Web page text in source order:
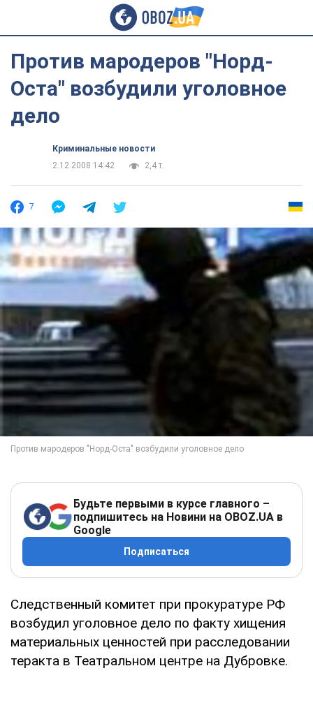
Против мародеров "Норд-
Оста" возбудили уголовное
дело
Криминальные новости
2.12.2008 14:42
2,4 т.
7
Будьте первыми в курсе главного –
подпишитесь на Новини на OBOZ.UA в
Google
Подписаться
Следственный комитет при прокуратуре РФ
возбудил уголовное дело по факту хищения
материальных ценностей при расследовании
теракта в Театральном центре на Дубровке.